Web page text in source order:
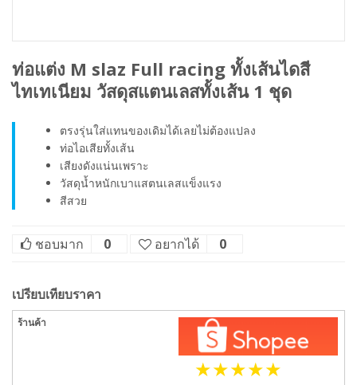
ท่อแต่ง M slaz Full racing ทั้งเส้นไดสี
ไทเทเนียม วัสดุสแตนเลสทั้งเส้น 1 ชุด
ตรงรุ่นใส่แทนของเดิมได้เลยไม่ต้องแปลง
ท่อไอเสียทั้งเส้น
เสียงดังแน่นเพราะ
วัสดุน้ำหนักเบาแสตนเลสแข็งแรง
สีสวย
ชอบมาก 0 อยากได้ 0
เปรียบเทียบราคา